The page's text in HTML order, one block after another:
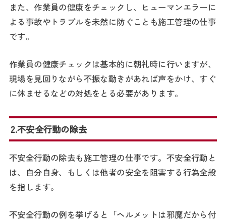
また、作業員の健康をチェックし、ヒューマンエラーに
よる事故やトラブルを未然に防ぐことも施工管理の仕事
です。
作業員の健康チェックは基本的に朝礼時に行いますが、
現場を見回りながら不振な動きがあれば声をかけ、すぐ
に休ませるなどの対処をとる必要があります。
2.不安全行動の除去
不安全行動の除去も施工管理の仕事です。不安全行動と
は、自分自身、もしくは他者の安全を阻害する行為全般
を指します。
不安全行動の例を挙げると「ヘルメットは邪魔だから付